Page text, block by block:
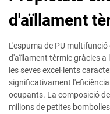
d'aïllament
L'espuma de PU
d'aïllament tèrmic gràcies a
les seves excel·lents
significativament
ocupants. La composició
milions de petites